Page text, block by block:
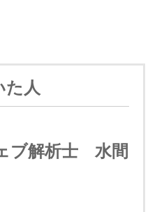
た人
ブ解析士 水間